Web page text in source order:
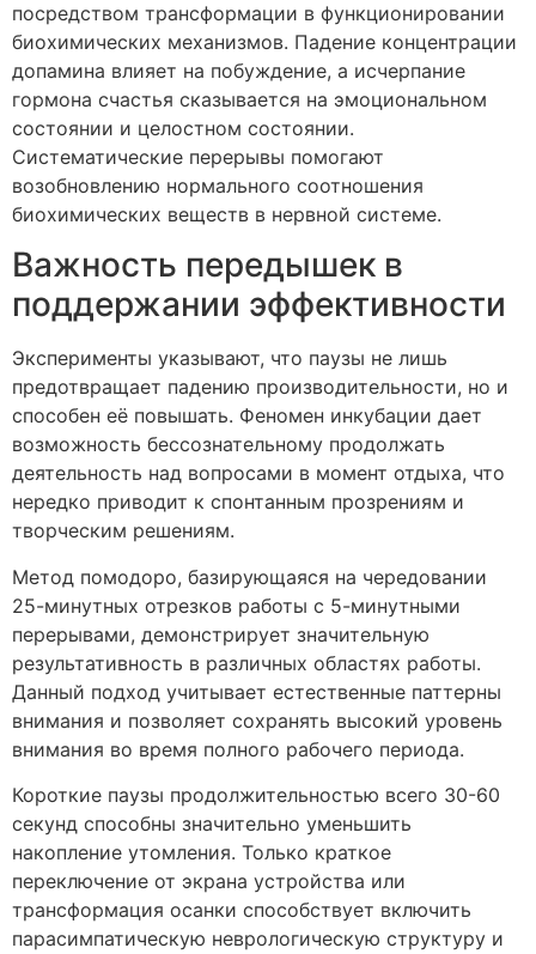
посредством трансформации в функционировании
биохимических механизмов. Падение концентрации
допамина влияет на побуждение, а исчерпание
гормона счастья сказывается на эмоциональном
состоянии и целостном состоянии.
Систематические перерывы помогают
возобновлению нормального соотношения
биохимических веществ в нервной системе.
Важность передышек в
поддержании эффективности
Эксперименты указывают, что паузы не лишь
предотвращает падению производительности, но и
способен её повышать. Феномен инкубации дает
возможность бессознательному продолжать
деятельность над вопросами в момент отдыха, что
нередко приводит к спонтанным прозрениям и
творческим решениям.
Метод помодоро, базирующаяся на чередовании
25-минутных отрезков работы с 5-минутными
перерывами, демонстрирует значительную
результативность в различных областях работы.
Данный подход учитывает естественные паттерны
внимания и позволяет сохранять высокий уровень
внимания во время полного рабочего периода.
Короткие паузы продолжительностью всего 30-60
секунд способны значительно уменьшить
накопление утомления. Только краткое
переключение от экрана устройства или
трансформация осанки способствует включить
парасимпатическую неврологическую структуру и